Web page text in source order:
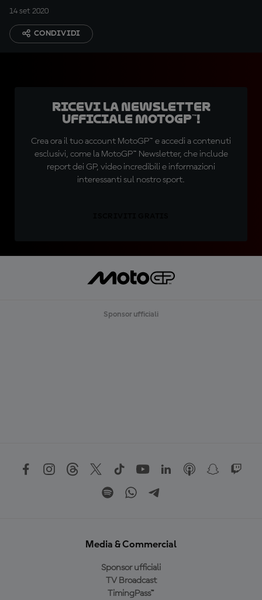
14 set 2020
CONDIVIDI
Ricevi la newsletter
ufficiale MotoGP™!
Crea ora il tuo account MotoGP™ e accedi a contenuti
esclusivi, come la MotoGP™ Newsletter, che include
report dei GP, video incredibili e informazioni
interessanti sul nostro sport.
Sponsor ufficiali
Media & Commercial
Sponsor ufficiali
TV Broadcast
TimingPass™